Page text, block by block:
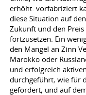
erhöht. vorfabriziert
diese Situation auf
Zukunft und den
fortzusetzen. Ein
den Mangel an Zinn
Marokko oder
und erfolgreich
durchgeführt, wie für
gefordert, und auf